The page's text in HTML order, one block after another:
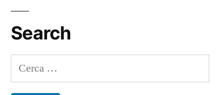
Search
Ricerca
per: